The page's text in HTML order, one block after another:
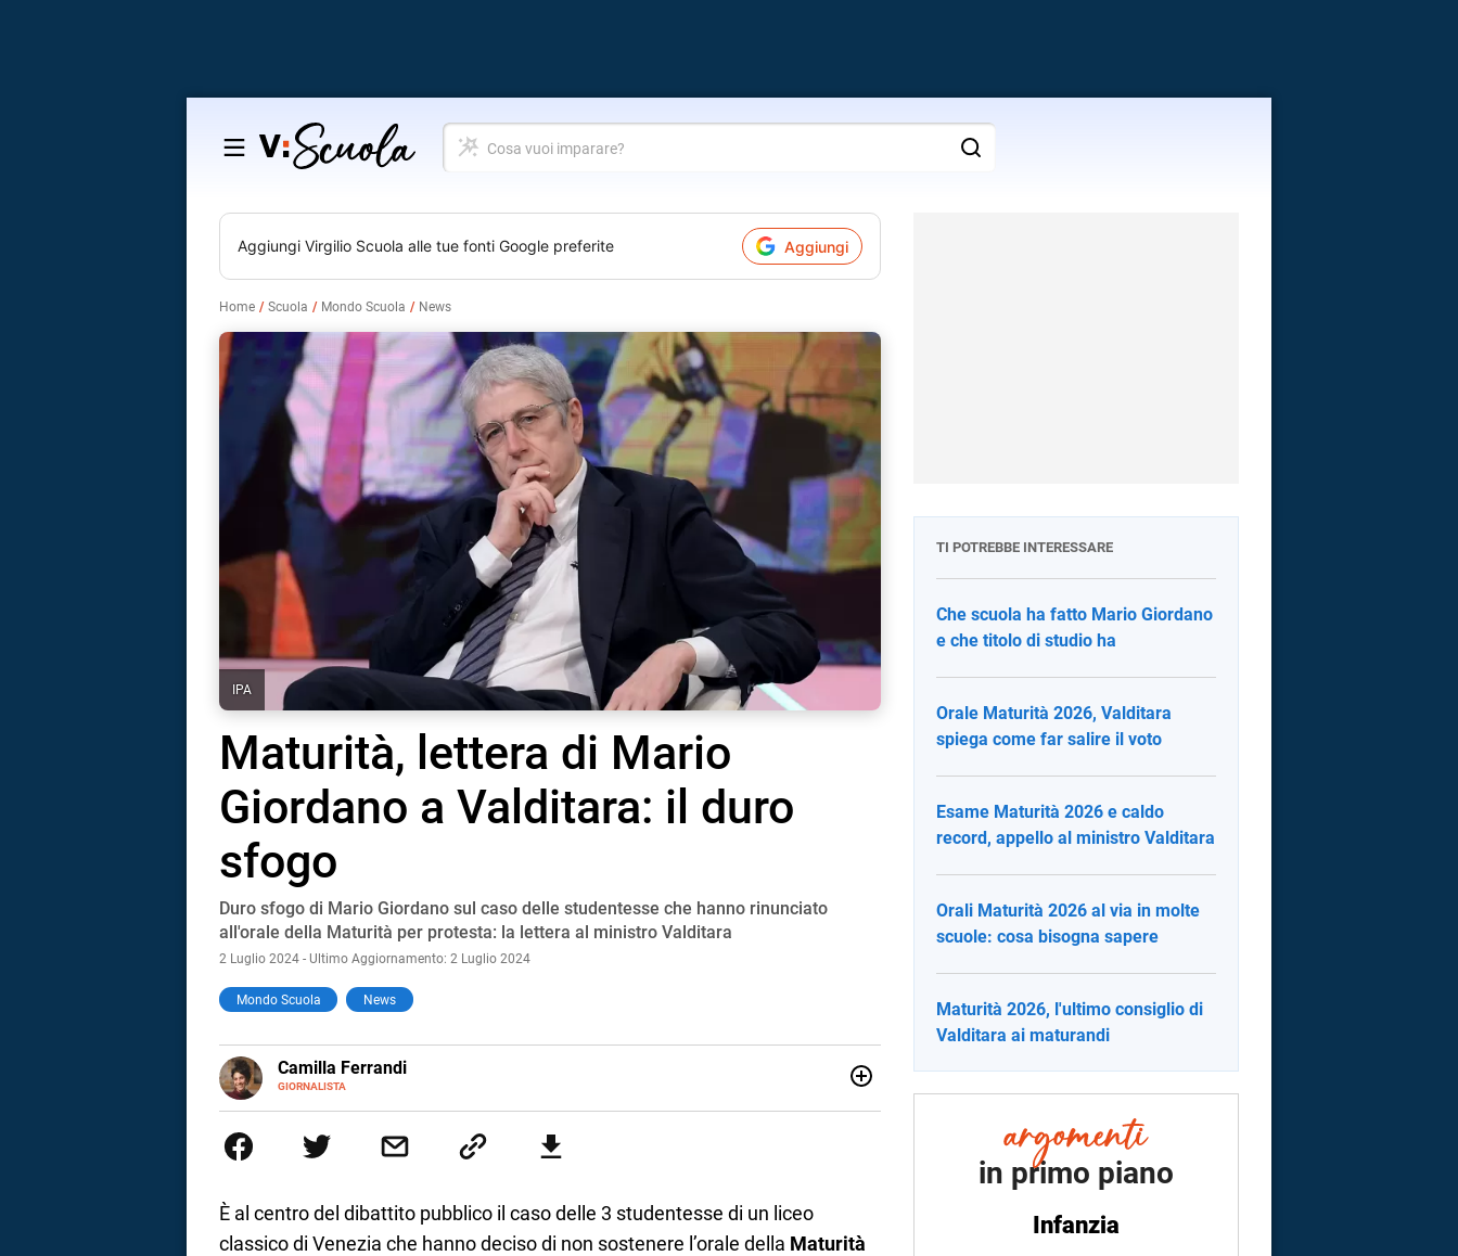
Salta
contenuto
Cosa
vuoi
Aggiungi Virgilio Scuola alle tue fonti Google preferite Aggiungi
Home Scuola Mondo Scuola News
IPA
Maturità, lettera di Mario
Giordano a Valditara: il duro
sfogo
Duro sfogo di Mario Giordano sul caso delle studentesse che hanno rinunciato
all'orale della Maturità per protesta: la lettera al ministro Valditara
2 Luglio 2024 - Ultimo Aggiornamento: 2 Luglio 2024
Mondo Scuola News
Camilla Ferrandi
GIORNALISTA
E-
MAIL
LINKEDIN
più fermata. L’attualità è il mio pane quotidiano, i libri la mia via per evadere e viaggiare con
la mente.
È al centro del dibattito pubblico il caso delle 3 studentesse di un liceo
classico di Venezia che hanno deciso di non sostenere l’orale della Maturità
TI POTREBBE INTERESSARE
Che scuola ha fatto Mario Giordano
e che titolo di studio ha
Orale Maturità 2026, Valditara
spiega come far salire il voto
Esame Maturità 2026 e caldo
record, appello al ministro Valditara
Orali Maturità 2026 al via in molte
scuole: cosa bisogna sapere
Maturità 2026, l'ultimo consiglio di
Valditara ai maturandi
in primo piano
Infanzia